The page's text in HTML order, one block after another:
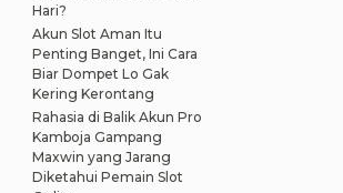
Hari?
Akun Slot Aman Itu
Penting Banget, Ini Cara
Biar Dompet Lo Gak
Kering Kerontang
Rahasia di Balik Akun Pro
Kamboja Gampang
Maxwin yang Jarang
Diketahui Pemain Slot